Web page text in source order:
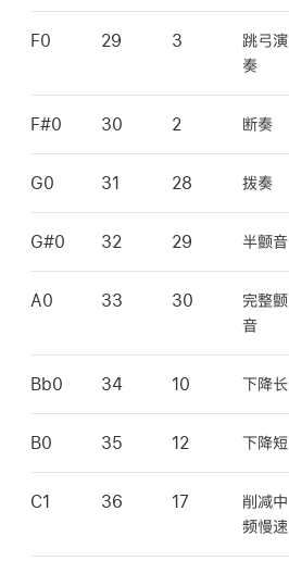
F0 29 3
跳弓演
奏
F#0 30 2 断奏
G0 31 28 拨奏
G#0 32 29 半颤音
A0 33 30
完整颤
音
Bb0 34 10 下降长
B0 35 12 下降短
C1 36 17
削减中
频慢速